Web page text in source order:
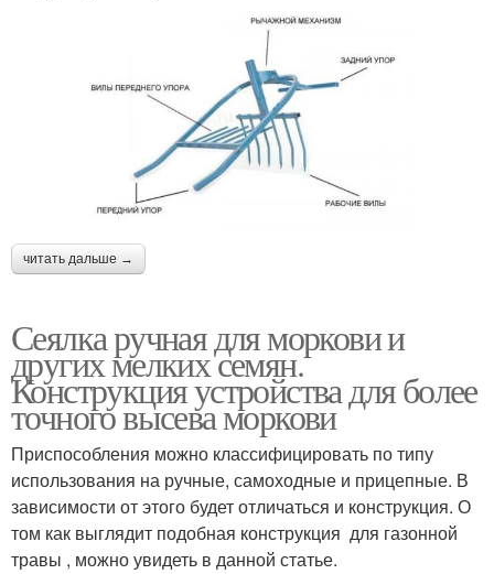
читать дальше →
Сеялка ручная для моркови и
других мелких семян.
Конструкция устройства для более
точного высева моркови
Приспособления можно классифицировать по типу
использования на ручные, самоходные и прицепные. В
зависимости от этого будет отличаться и конструкция. О
том как выглядит подобная конструкция для газонной
травы , можно увидеть в данной статье.